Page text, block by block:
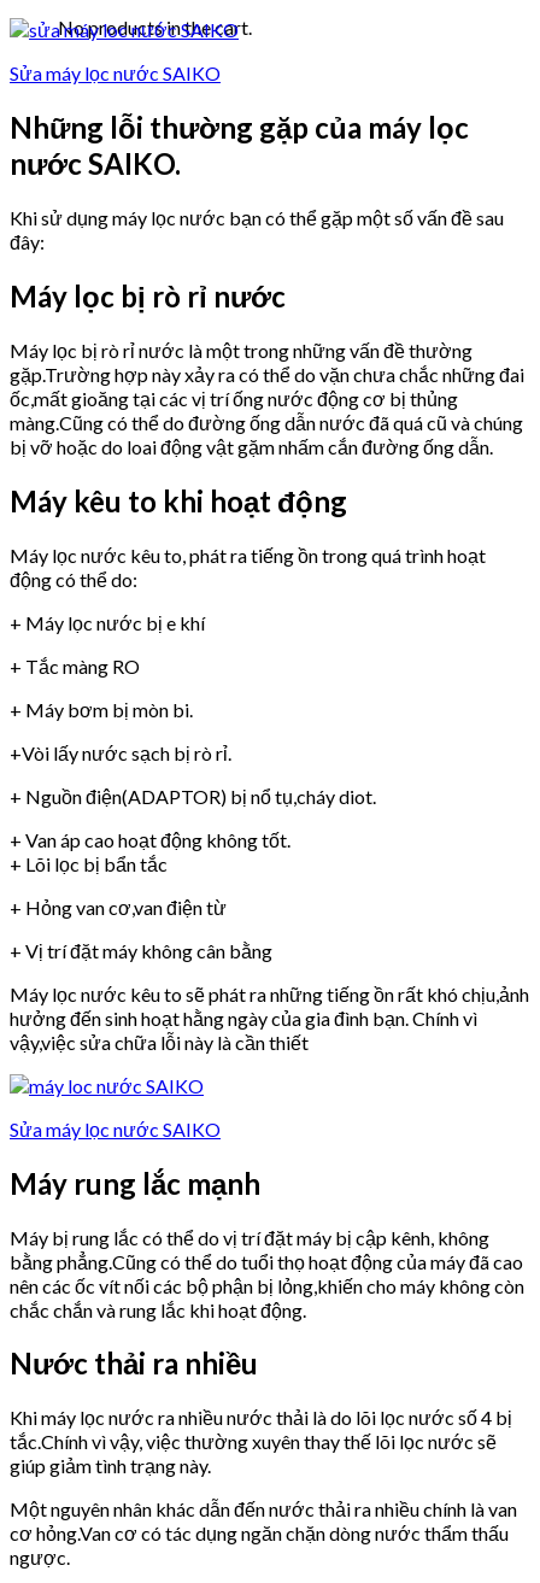
No products in the cart.
Sửa máy lọc nước SAIKO
Những lỗi thường gặp của máy lọc
nước SAIKO.
Khi sử dụng máy lọc nước bạn có thể gặp một số vấn đề sau
đây:
Máy lọc bị rò rỉ nước
Máy lọc bị rò rỉ nước là một trong những vấn đề thường
gặp.Trường hợp này xảy ra có thể do vặn chưa chắc những đai
ốc,mất gioăng tại các vị trí ống nước động cơ bị thủng
màng.Cũng có thể do đường ống dẫn nước đã quá cũ và chúng
bị vỡ hoặc do loai động vật gặm nhấm cắn đường ống dẫn.
Máy kêu to khi hoạt động
Máy lọc nước kêu to, phát ra tiếng ồn trong quá trình hoạt
động có thể do:
+ Máy lọc nước bị e khí
+ Tắc màng RO
+ Máy bơm bị mòn bi.
+Vòi lấy nước sạch bị rò rỉ.
+ Nguồn điện(ADAPTOR) bị nổ tụ,cháy diot.
+ Van áp cao hoạt động không tốt.
+ Lõi lọc bị bẩn tắc
+ Hỏng van cơ,van điện từ
+ Vị trí đặt máy không cân bằng
Máy lọc nước kêu to sẽ phát ra những tiếng ồn rất khó chịu,ảnh
hưởng đến sinh hoạt hằng ngày của gia đình bạn. Chính vì
vậy,việc sửa chữa lỗi này là cần thiết
Sửa máy lọc nước SAIKO
Máy rung lắc mạnh
Máy bị rung lắc có thể do vị trí đặt máy bị cập kênh, không
bằng phẳng.Cũng có thể do tuổi thọ hoạt động của máy đã cao
nên các ốc vít nối các bộ phận bị lỏng,khiến cho máy không còn
chắc chắn và rung lắc khi hoạt động.
Nước thải ra nhiều
Khi máy lọc nước ra nhiều nước thải là do lõi lọc nước số 4 bị
tắc.Chính vì vậy, việc thường xuyên thay thế lõi lọc nước sẽ
giúp giảm tình trạng này.
Một nguyên nhân khác dẫn đến nước thải ra nhiều chính là van
cơ hỏng.Van cơ có tác dụng ngăn chặn dòng nước thẩm thấu
ngược.